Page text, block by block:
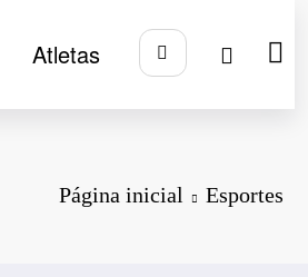
Atletas
Página inicial Esportes